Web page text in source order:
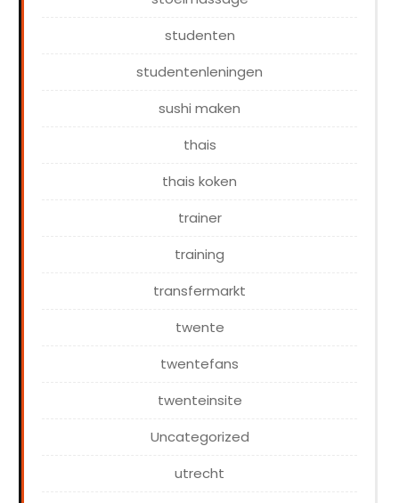
studenten
studentenleningen
sushi maken
thais
thais koken
trainer
training
transfermarkt
twente
twentefans
twenteinsite
Uncategorized
utrecht